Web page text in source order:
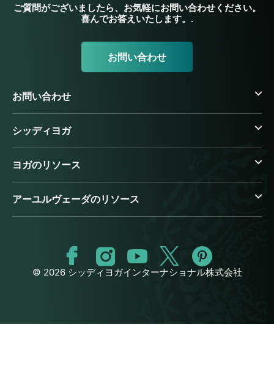
ご質問がございましたら、お気軽にお問い合わせください。
喜んでお答えいたします。.
お問い合わせ
お問い合わせ
シッディヨガ
ヨガのリソース
アーユルヴェーダのリソース
© 2026 シッディヨガインターナショナル株式会社